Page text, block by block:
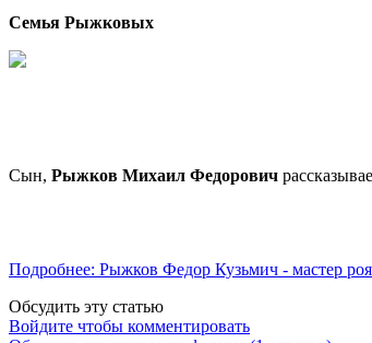
Семья Рыжковых
Сын, Рыжков Михаил Федорович
Подробнее: Рыжков Федор Кузьмич - мастер
Обсудить эту статью
Войдите чтобы комментировать